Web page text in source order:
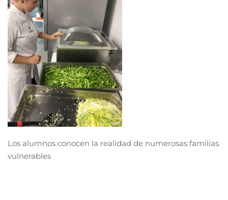
Los alumnos conocen la realidad de numerosas familias
vulnerables